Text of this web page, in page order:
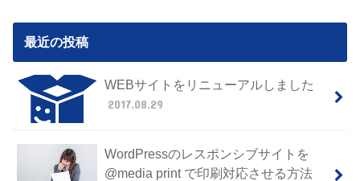
最近の投稿
WEBサイトをリニューアルしました
2017.08.29
WordPressのレスポンシブサイトを
@media print で印刷対応させる方法